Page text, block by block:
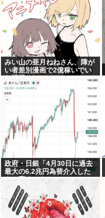
みい山の亜月ねねさん、障が
い者差別漫画で2億稼いでい
政府・日銀「4月30日に過去
最大の6.2兆円為替介入した
よ！褒めてよ！」